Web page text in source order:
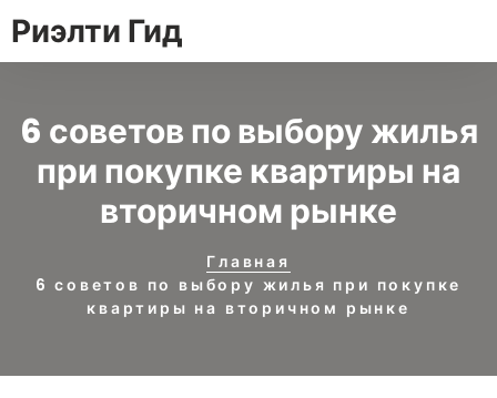
Риэлти Гид
6 советов по выбору жилья
при покупке квартиры на
вторичном рынке
Главная
6 советов по выбору жилья при покупке
квартиры на вторичном рынке